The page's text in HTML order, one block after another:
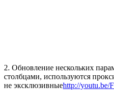
2. Обновление нескольких
столбцами, используются
не эксклюзивныеhttp://youtu.be/